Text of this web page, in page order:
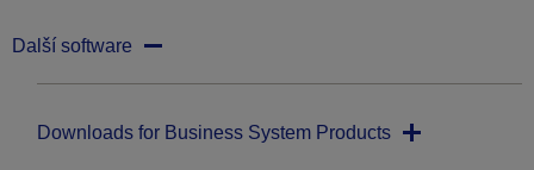
Další software
Downloads for Business System Products